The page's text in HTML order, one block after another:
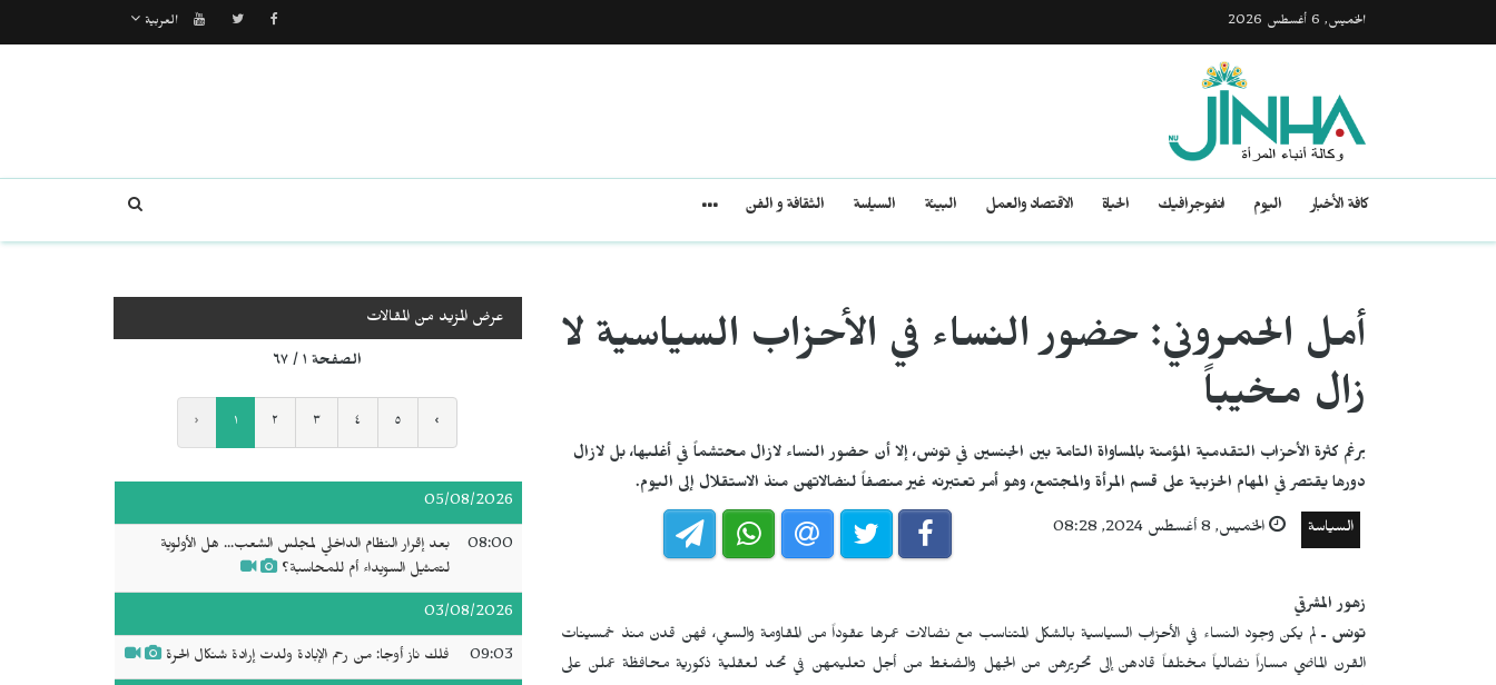
الخميس, 6 أغسطس 2026 العربية
كافة الأخبار اليوم انفوجرافيك الحياة الاقتصاد والعمل البيئة السياسة الثقافة و الفن
أمل الحمروني: حضور النساء في الأحزاب السياسية لا
زال مخيباً
برغم كثرة الأحزاب التقدمية المؤمنة بالمساواة التامة بين الجنسين في تونس، إلا أن حضور النساء لازال محتشماً في أغلبها، بل لازال
دورها يقتصر في المهام الحزبية على قسم المرأة والمجتمع، وهو أمر تعتبرنه غير منصفاً لنضالاتهن منذ الاستقلال إلى اليوم.
السياسة الخميس, 8 أغسطس 2024, 08:28
زهور المشرقي
تونس ـ لم يكن وجود النساء في الأحزاب السياسية بالشكل المتناسب مع نضالات عمرها عقوداً من المقاومة والسعي، فهن قدن منذ خمسينات
القرن الماضي مساراً نضالياً مختلفاً قادهن إلى تحريرهن من الجهل والضغط من أجل تعليمهن في تحد لعقلية ذكورية محافظة عملن على
عرض المزيد من المقالات
الصفحة ١ / ٦٧
‹ ١ ٢ ٣ ٤ ٥ ›
05/08/2026
08:00
بعد إقرار النظام الداخلي لمجلس الشعب... هل الأولوية
لتمثيل السويداء أم للمحاسبة؟
03/08/2026
09:03 فلك ناز أوجا: من رحم الإبادة ولدت إرادة شنكال الحرة